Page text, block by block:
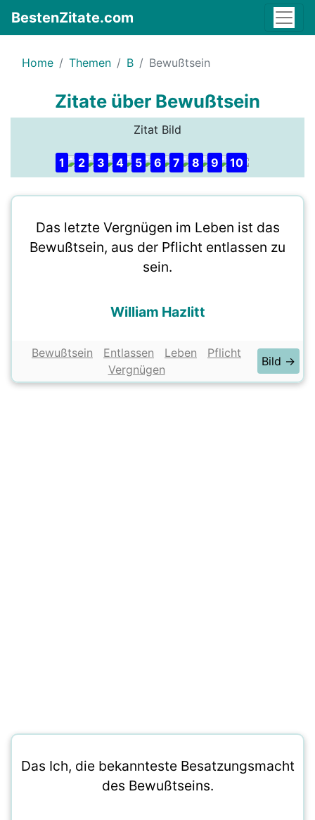
BestenZitate.com
Home Themen B Bewußtsein
Zitate über Bewußtsein
Zitat Bild
1 2 3 4 5 6 7 8 9 10
Das letzte Vergnügen im Leben ist das
Bewußtsein, aus der Pflicht entlassen zu
sein.
William Hazlitt
Bewußtsein Entlassen Leben
Pflicht
Vergnügen
Bild →
Das Ich, die bekannteste Besatzungsmacht
des Bewußtseins.